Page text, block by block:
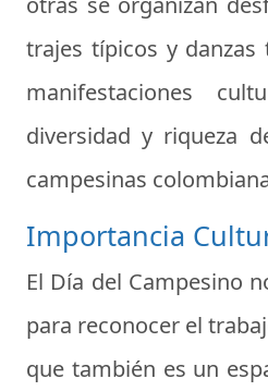
trajes típicos y danzas
manifestaciones
diversidad y riqueza
campesinas
Importancia
El Día del Campesino
para reconocer el
que también es un